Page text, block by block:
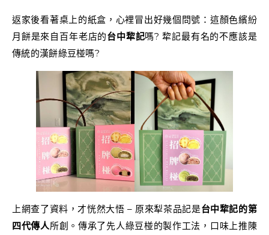
返家後看著桌上的紙盒，心裡冒出好幾個問號：這顏色繽紛
月餅是來自百年老店的台中犂記嗎? 犂記最有名的不應該是
傳統的漢餅綠豆椪嗎?
上網查了資料，才恍然大悟 – 原來犁茶品記是台中犂記的第
四代傳人所創。傳承了先人綠豆椪的製作工法，口味上推陳